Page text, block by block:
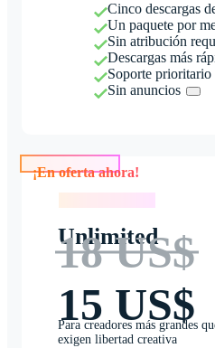
Cinco descargas
Un paquete por
Sin atribución
Descargas más
Soporte prioritario
Sin anuncios
Unlimited
18 US$
15 US$
Para creadores más grandes
exigen libertad creativa